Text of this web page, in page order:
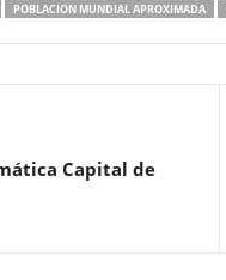
POBLACION MUNDIAL APROXIMADA
Capital de